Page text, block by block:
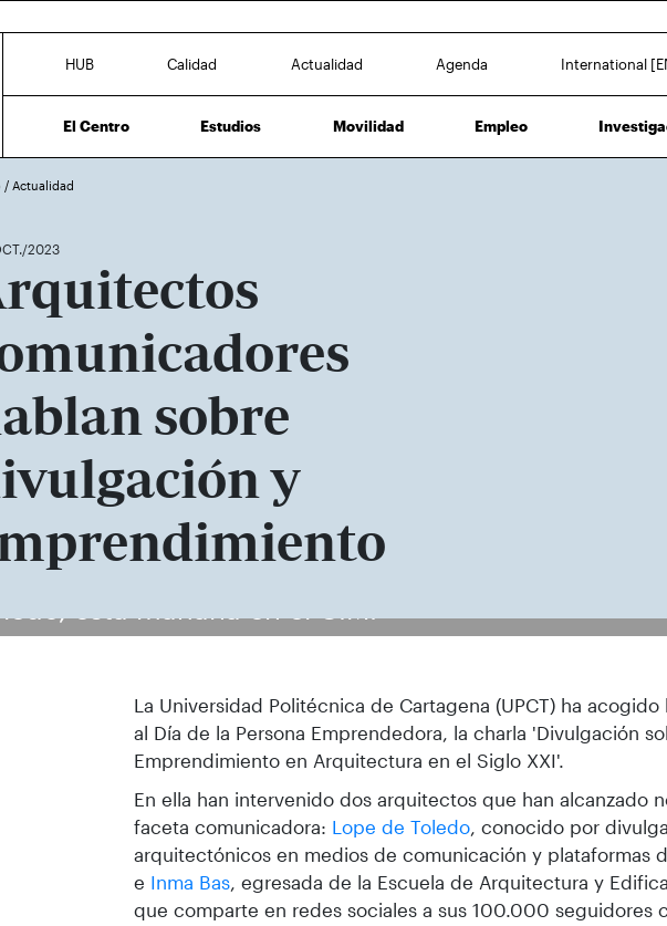
HUB Calidad Actualidad Agenda International
El Centro Estudios Movilidad Empleo
/ Actualidad
2023
sobre
y
La Universidad Politécnica de Cartagena (UPCT) ha
al Día de la Persona Emprendedora, la charla 'Divulgación
Emprendimiento en Arquitectura en el Siglo XXI'.
En ella han intervenido dos arquitectos que han alcanzado
faceta comunicadora: Lope de Toledo, conocido por
arquitectónicos en medios de comunicación y plataformas
e Inma Bas, egresada de la Escuela de Arquitectura y
que comparte en redes sociales a sus 100.000 seguidores